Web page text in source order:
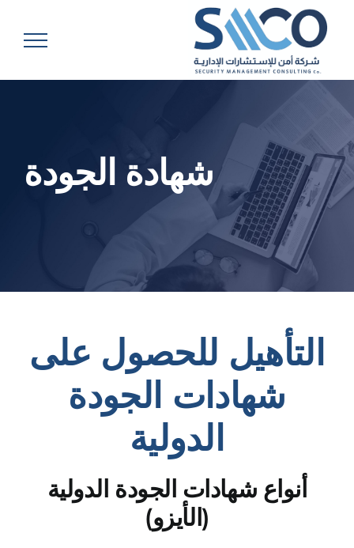
content
شهادة الجودة
التأهيل للحصول على
شهادات الجودة
الدولية
أنواع شهادات الجودة الدولية
(الأيزو)